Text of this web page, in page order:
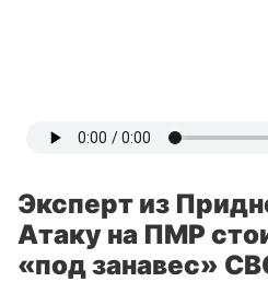
Эксперт из
Атаку на ПМР
«под занавес»